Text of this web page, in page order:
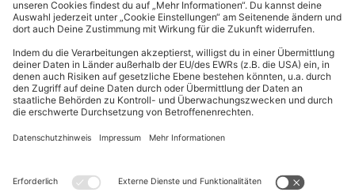
ALDI Nord folgen
* Wir bitten um Beachtung, dass diese Aktionsartikel im